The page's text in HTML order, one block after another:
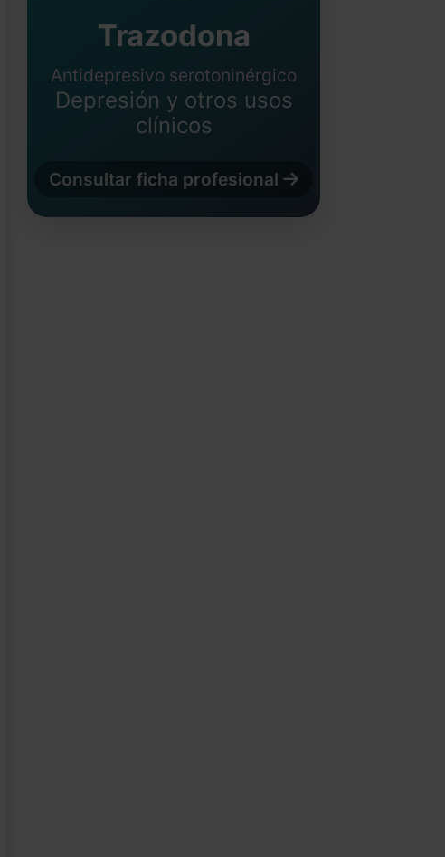
Trazodona
Antidepresivo serotoninérgico
Depresión y otros usos
clínicos
Consultar ficha profesional